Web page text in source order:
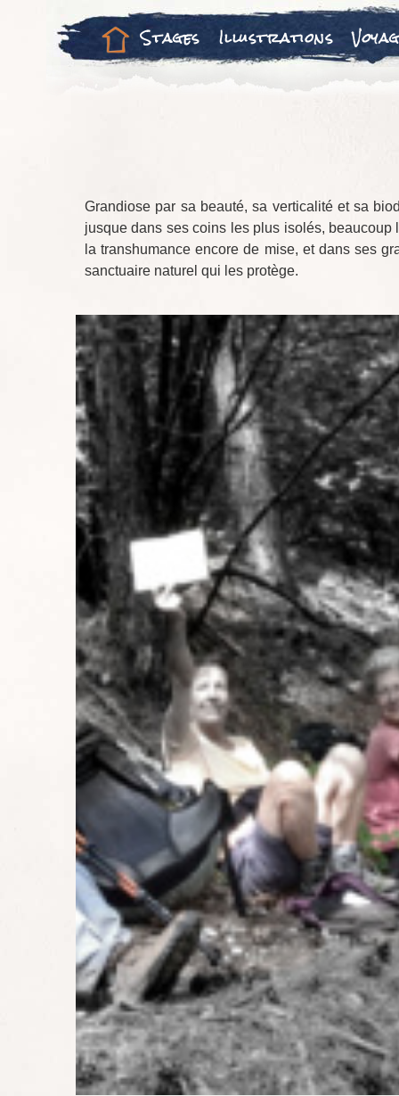
Stages Illustrations
Grandiose par sa beauté, sa verticalité et sa
jusque dans ses coins les plus isolés, beaucoup
la transhumance encore de mise, et dans ses
sanctuaire naturel qui les protège.